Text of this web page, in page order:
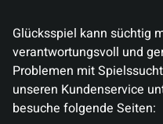
Glücksspiel kann süchtig
verantwortungsvoll und
Problemen mit
unseren Kundenservice
besuche folgende Seiten: